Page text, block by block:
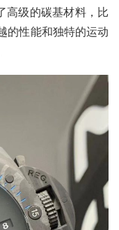
高级的碳基材料，比
的性能和独特的运动